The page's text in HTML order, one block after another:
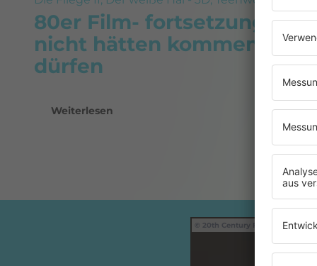
80er Film- fortsetzungen
nicht hätten kommen
dürfen
Weiterlesen
20th Century Fox • Orion